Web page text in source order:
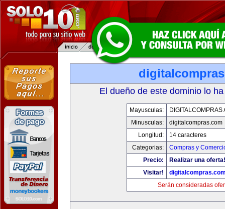
El dueño de este dominio lo
Mayusculas:
Minusculas:
digitalcompras.com
Longitud:
14 caracteres
Categorias:
Compras y
Precio:
Realizar una oferta!
Visitar!
Serán consideradas